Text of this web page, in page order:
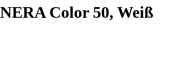
Color 50, Weiß